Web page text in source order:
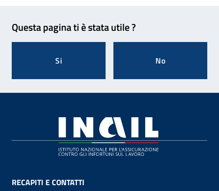
Questa pagina ti è stata utile ?
Si No
RECAPITI E CONTATTI